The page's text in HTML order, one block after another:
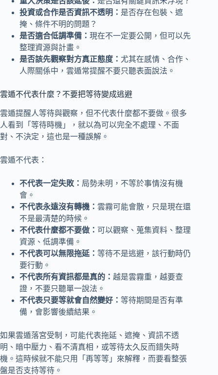
投資或合作是否資訊不透明： 是否存在包裝、遮
掩、條件不明的問題？
是否適合低調準備： 現在不一定要公開，但可以先
整理資源與計畫。
是否該先觀察對方真正態度： 尤其在感情、合作、
人際關係中，雲遁常提醒不要只聽表面說法。
雲遁不代表什麼？不要把等待變成逃避
雲遁提醒人等待與觀察，但不代表什麼都不要做。很多
人看到「等待時機」，就以為可以完全不處理、不面
對、不決定，這也是一種誤解。
雲遁不代表：
不代表一定失敗： 局勢未明，不等於事情沒有機
會。
不代表永遠沒有轉機： 雲霧可能會散，只是現在還
不是最清楚的時候。
不代表什麼都不要做： 可以觀察、蒐集資料、整理
資源、低調準備。
不代表可以無限拖延： 等待不是逃避，該行動時仍
要行動。
不代表所有資訊都是真的： 越是雲霧重，越要查
證，不要只聽單一說法。
不代表只要等就會自然變好： 等待期間是否有準
備，會影響後續結果。
如果雲遁落宮受制，可能代表拖延、遮掩、資訊不透
明、暗中壓力、看不清真相，或等待太久反而錯失時
機。這時候就不能只用「再等等」來解釋，而要看整張
盤是否支持等待。